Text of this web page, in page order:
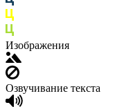
Изображения
Озвучивание текста